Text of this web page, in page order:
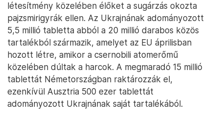
létesítmény közelében élőket a sugárzás okozta
pajzsmirigyrák ellen. Az Ukrajnának adományozott
5,5 millió tabletta abból a 20 millió darabos közös
tartalékból származik, amelyet az EU áprilisban
hozott létre, amikor a csernobili atomerőmű
közelében dúltak a harcok. A megmaradó 15 millió
tablettát Németországban raktározzák el,
ezenkívül Ausztria 500 ezer tablettát
adományozott Ukrajnának saját tartalékából.